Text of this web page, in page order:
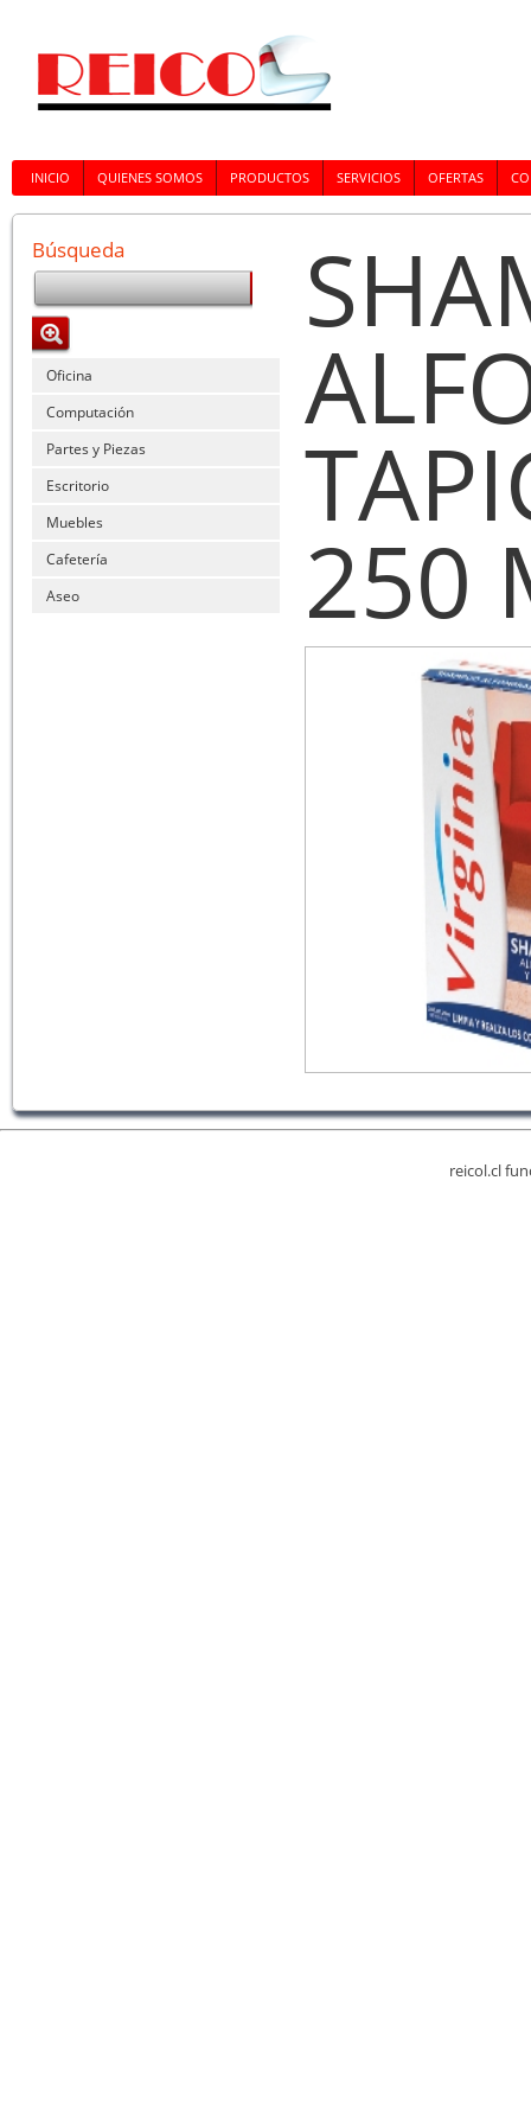
INICIO QUIENES SOMOS PRODUCTOS SERVICIOS OFERTAS
Búsqueda
Oficina
Computación
Partes y Piezas
Escritorio
Muebles
Cafetería
Aseo
250
reicol.cl